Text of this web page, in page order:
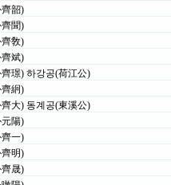
齊韶)
齊聞)
齊敎)
齊斌)
璟) 하강공(荷江公)
齊絅)
大) 동계공(東溪公)
元陽)
齊一)
齊明)
齊晟)